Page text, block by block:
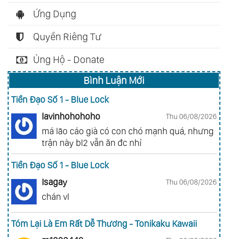
Ứng Dụng
Quyền Riêng Tư
Ủng Hộ - Donate
Bình Luận Mới
Tiền Đạo Số 1 - Blue Lock
lavinhohohoho
Thu 06/08/2026
má lão cáo già có con chó mạnh quá, nhưng
trận này bl2 vẫn ăn đc nhỉ
Tiền Đạo Số 1 - Blue Lock
Isagay
Thu 06/08/2026
chán vl
Tóm Lại Là Em Rất Dễ Thương - Tonikaku Kawaii